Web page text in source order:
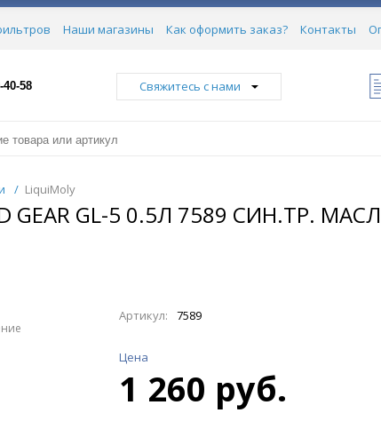
Наши магазины Как оформить заказ? Контакты
40-58 Свяжитесь с нами
/ LiquiMoly
GEAR GL-5 0.5Л 7589 СИН.ТР.
Артикул: 7589
Цена
1 260 руб.